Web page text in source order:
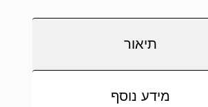
תיאור
מידע נוסף